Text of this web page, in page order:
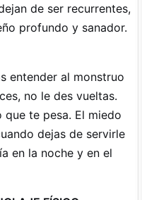
de ser recurrentes,
profundo y sanador.
entender al monstruo
no le des vueltas.
que te pesa. El miedo
dejas de servirle
en la noche y en el